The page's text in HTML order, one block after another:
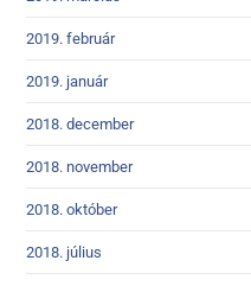
2019. február
2019. január
2018. december
2018. november
2018. október
2018. július